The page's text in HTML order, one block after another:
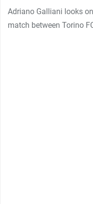
Adriano Galliani looks
match between Torino